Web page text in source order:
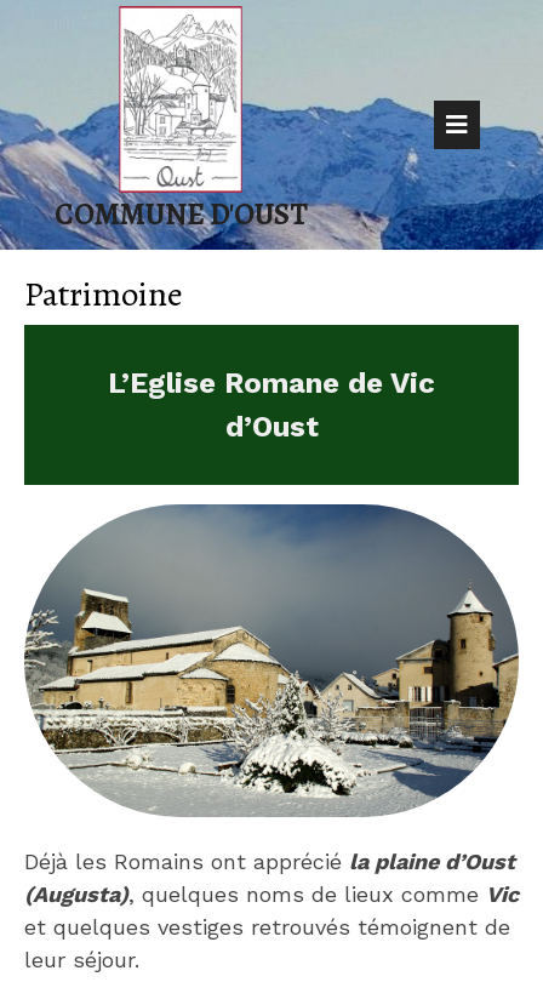
COMMUNE D'OUST
Patrimoine
L’Eglise Romane de Vic
d’Oust
Déjà les Romains ont apprécié la plaine d’Oust
(Augusta), quelques noms de lieux comme Vic
et quelques vestiges retrouvés témoignent de
leur séjour.